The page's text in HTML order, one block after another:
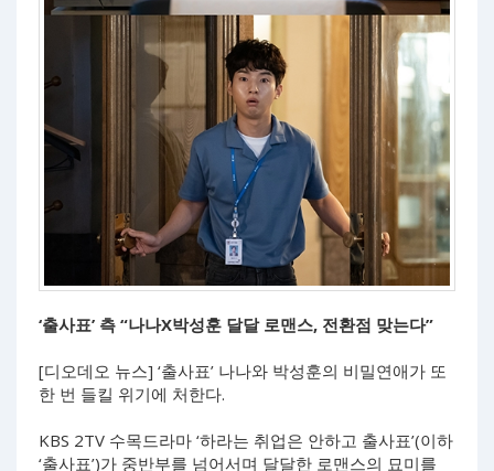
‘출사표’ 측 “나나X박성훈 달달 로맨스, 전환점 맞는다”
[디오데오 뉴스] ‘출사표’ 나나와 박성훈의 비밀연애가 또
한 번 들킬 위기에 처한다.
KBS 2TV 수목드라마 ‘하라는 취업은 안하고 출사표’(이하
‘출사표’)가 중반부를 넘어서며 달달한 로맨스의 묘미를